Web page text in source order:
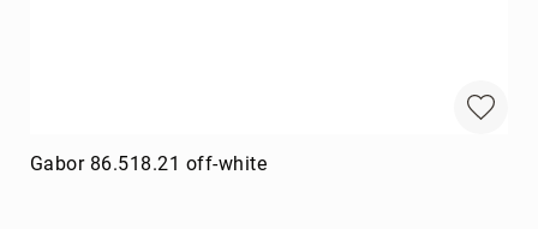
Gabor 86.518.21 off-white